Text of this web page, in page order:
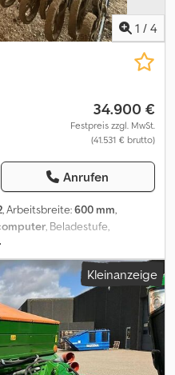
1 / 4
34.900 €
Festpreis zzgl. MwSt.
(41.531 € brutto)
Anrufen
, Arbeitsbreite:600 mm,
, Beladestufe,
Klappung, Pneumatisch,
hydraulisch klappbar, DL
KE mit
I Rvsfx Apbsck
Kleinanzeige